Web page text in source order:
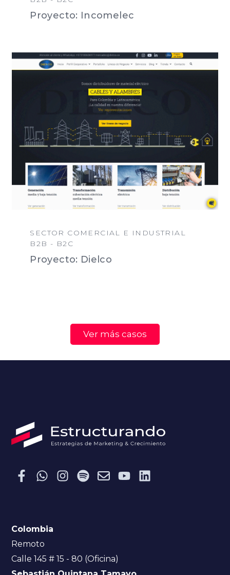
Proyecto: Incomelec
SECTOR COMERCIAL E INDUSTRIAL
B2B - B2C
Proyecto: Dielco
Ver más casos
Colombia
Remoto
Calle 145 # 15 - 80 (Oficina)